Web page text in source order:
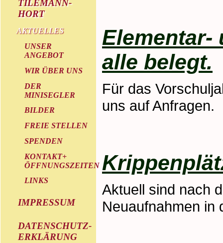
TILEMANN-
HORT
AKTUELLES
UNSER
ANGEBOT
WIR ÜBER UNS
DER
MINISEGLER
BILDER
FREIE STELLEN
SPENDEN
KONTAKT+
ÖFFNUNGSZEITEN
LINKS
IMPRESSUM
DATENSCHUTZ-
ERKLÄRUNG
Elementar-
alle belegt.
Für das
uns auf Anfragen.
Aktuell sind nach
Neuaufnahmen